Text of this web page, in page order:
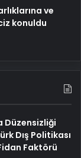
ve
konuldu
Düzensizliği
Dış Politikası
Faktörü